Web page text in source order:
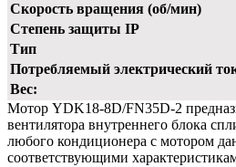
Скорость вращения (об/мин)
Степень защиты IP
Тип
Потребляемый электрический
Вес:
Мотор YDK18-8D/FN35D-2
вентилятора внутреннего блока
любого кондиционера с мотором
соответствующими